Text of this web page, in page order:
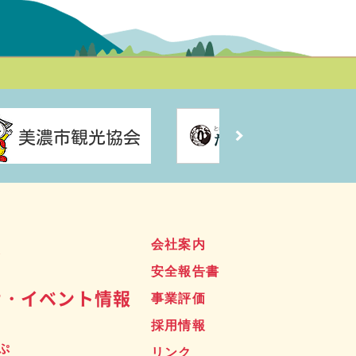
イベント情報
会社案内
安全報告書
事業評価
採用情報
リンク